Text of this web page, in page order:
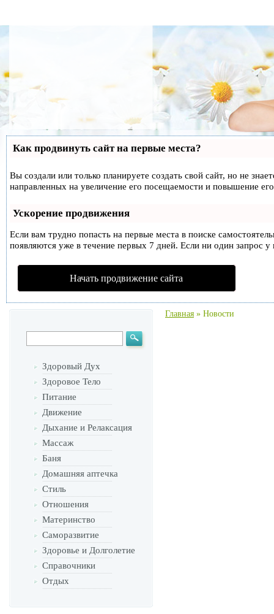
Как продвинуть сайт на первые места?
Вы создали или только планируете создать свой сайт, но не
направленных на увеличение его посещаемости и повышение
Ускорение продвижения
Если вам трудно попасть на первые места в поиске
появляются уже в течение первых 7 дней. Если ни один запрос
Начать продвижение сайта
Здоровый Дух
Здоровое Тело
Питание
Движение
Дыхание и Релаксация
Массаж
Баня
Домашняя аптечка
Стиль
Отношения
Материнство
Саморазвитие
Здоровье и Долголетие
Справочники
Отдых
Главная » Новости